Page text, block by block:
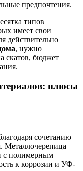
предпочтения.
типов
имеет свои
действительно
, нужно
скатов, бюджет
плюсы
сочетанию
. Металлочерепица
с полимерным
к коррозии и УФ-